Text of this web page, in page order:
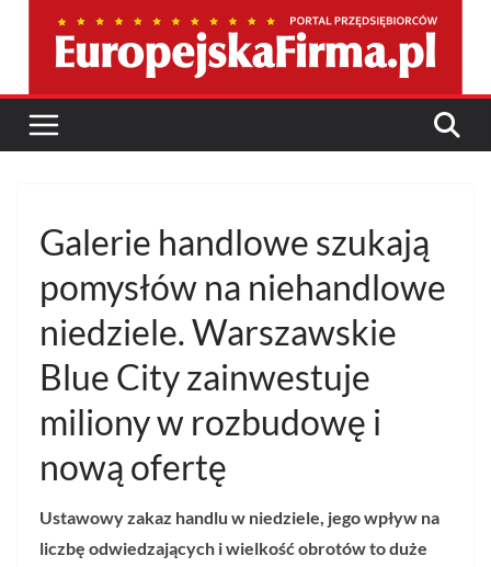
Galerie handlowe szukają
pomysłów na niehandlowe
niedziele. Warszawskie
Blue City zainwestuje
miliony w rozbudowę i
nową ofertę
Ustawowy zakaz handlu w niedziele, jego wpływ na
liczbę odwiedzających i wielkość obrotów to duże